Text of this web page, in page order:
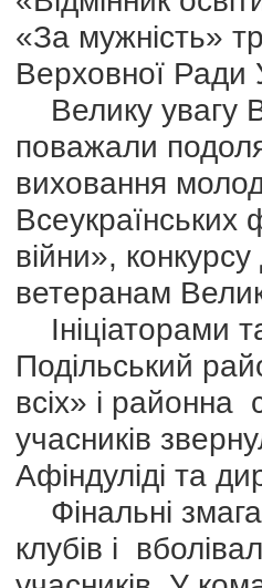
«За мужність»
Верховної Ради
Велику увагу
поважали
виховання
Всеукраїнських
війни»,
ветеранам
Ініціаторами
Подільський
всіх» і районна
учасників
Афіндуліді та
Фінальні
клубів і